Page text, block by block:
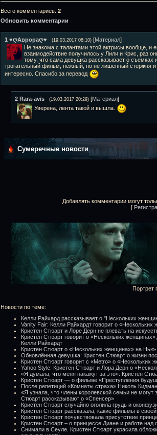
Всего комментариев: 2
Обновить комментарии
1 ♥ღАврораღ♥ (19.03.2017 08:10) [Материал]
Не знакома с талантами этой актрисы вообще, и
взаимодействие получилось у Лили и Крис, раз
тому, что сама девушка рассказывает о
трогательный фильм, нежный, но не лишенный стержня и
интересно. Спасибо за перевод
2 Rara-avis (19.03.2017 20:29) [Материал]
Уверена, лента такой и вышла.
Сумеречные новости
Добавлять комментарии могут
[
Портрет
Новости по теме:
Келли Райхард рассказывает о "Нескольких
Vanity Fair: Келли Райхардт говорит о
Кристен Стюарт и Лоре Дерн не плевать на
Кристен Стюарт говорит о «Нескольких
Келли Райхардт
Кристен Стюарт о «Нескольких женщинах» на
Обновлённая девушка: Кристен Стюарт о жизни
Кристен Стюарт говорит с «Metro» о «Нескольких
Yahoo Style: Кристен Стюарт и Лора Дерн о
«Я думала, что меня накажут за это»: Кристен
Кристен Стюарт — о фильме «Преступления
После репетиций «Комнаты страха» Николь
«Я узнала, что члены королевской семьи не могут
Стюарт рассказывают о «Спенсер»
Кристен Стюарт случайно оголила грудь и
Кристен Стюарт рассказала, какие фильмы в
Кристен Стюарт почувствовала присутствие
Кристен Стюарт – о принцессе Диане и работе
Снимали в Сеуле. Кристен Стюарт украсила